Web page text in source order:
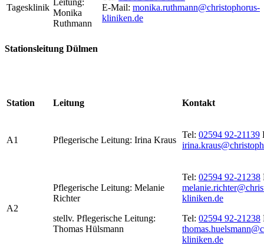
Tagesklinik
Leitung:
Monika
Ruthmann
E-Mail: monika.ruthmann@christophorus-
kliniken.de
Stationsleitung Dülmen
Station Leitung Kontakt
A1 Pflegerische Leitung: Irina Kraus
Tel: 02594 92-21139
A2
Pflegerische Leitung: Melanie
Richter
stellv. Pflegerische Leitung:
Thomas Hülsmann
Tel: 02594 92-21238
kliniken.de
Tel: 02594 92-21238
kliniken.de